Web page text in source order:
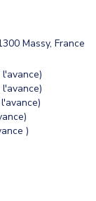
Massy, France
)